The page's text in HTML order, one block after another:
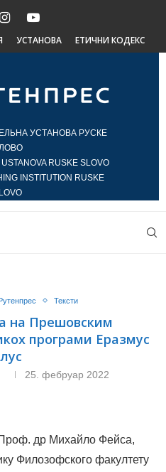
УСТАНОВА ЕТИЧНИ КОДЕКС
УСТАНОВА РУСКЕ
RUSKE SLOVO
INSTITUTION RUSKE
Тексти
на Прешовским
програми Еразмус
25. фебруар 2022
др Михайло Фейса,
Филозофского факултету